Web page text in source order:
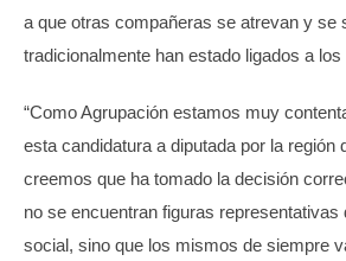
a que otras compañeras se atrevan y se
tradicionalmente han estado ligados a
“Como Agrupación estamos muy
esta candidatura a diputada por la
creemos que ha tomado la decisión
no se encuentran figuras
social, sino que los mismos de siempre